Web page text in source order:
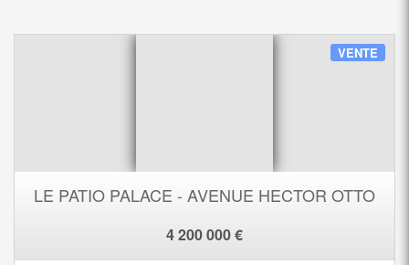
VENTE
LE PATIO PALACE - AVENUE HECTOR OTTO
4 200 000 €